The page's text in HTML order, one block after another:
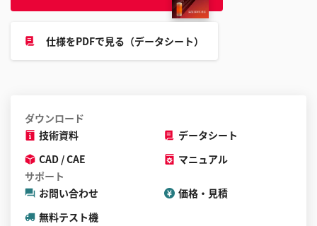
仕様をPDFで見る（データシート）
ダウンロード
技術資料
データシート
CAD / CAE
マニュアル
サポート
お問い合わせ
価格・見積
無料テスト機